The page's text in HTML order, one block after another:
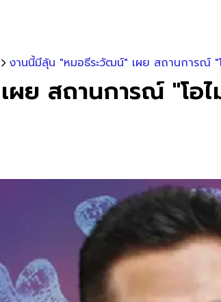
งานนี้มีลุ้น "หมอธีระวัฒน์" เผย สถานการณ์ "
ย สถานการณ์ "โอ